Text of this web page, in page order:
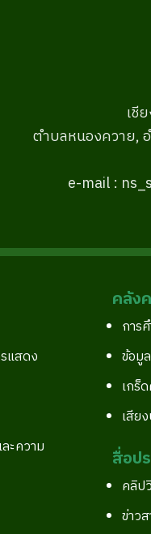
เชี
ตำบลหนองควาย,
e-mail :
แสดง
ะความ
คลัง
การ
ข้อมู
เกร็
เสีย
สื่อป
คลิป
ข่าว